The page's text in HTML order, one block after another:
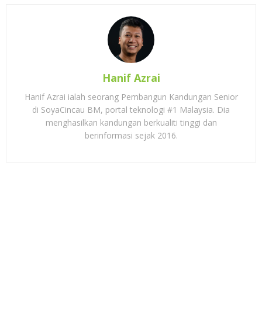
Hanif Azrai
Hanif Azrai ialah seorang Pembangun Kandungan Senior
di SoyaCincau BM, portal teknologi #1 Malaysia. Dia
menghasilkan kandungan berkualiti tinggi dan
berinformasi sejak 2016.